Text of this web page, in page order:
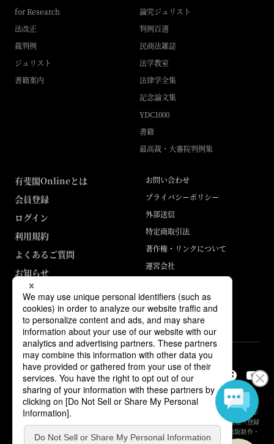
for Research
法改正
裁判例
ジュリスト
書籍案内
論究ジュリスト
判例百選
民商法雑誌
法学教室
法律学全集
記念論文集
YDC1000
書籍
最高裁・大審院判例集
有斐閣Onlineとは
会員登録
ログイン
利用規約
よくあるご質問
お知らせ
お問い合わせ
プライバシーポリシー
外部送信
特定商取引法
著作権・リンクについて
運営会社
ABJマークは、この電子書店・電子書籍配信サービスが、著作権者からコン
テンツ使用許諾を得た正規版配信サービスであることを示す登録商標（登録
番号 第6091713号）です。詳しくは［ABJマーク］または［電子出版制作・
流通協議会］で検索してください。